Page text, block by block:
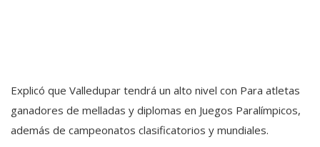
Explicó que Valledupar tendrá un alto nivel con Para atletas
ganadores de melladas y diplomas en Juegos Paralímpicos,
además de campeonatos clasificatorios y mundiales.